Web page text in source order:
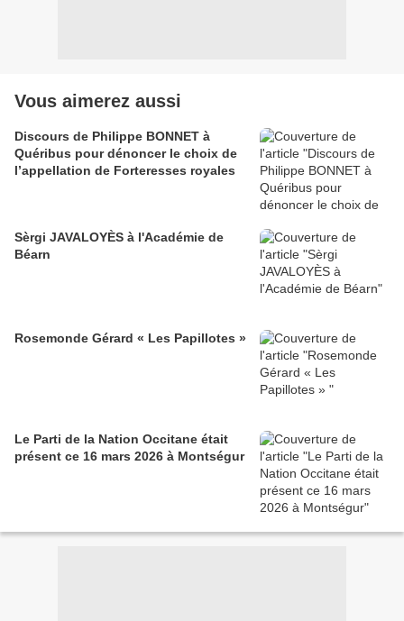
Vous aimerez aussi
Discours de Philippe BONNET à
Quéribus pour dénoncer le choix de
l’appellation de Forteresses royales
Sèrgi JAVALOYÈS à l'Académie de
Béarn
Rosemonde Gérard « Les Papillotes »
Le Parti de la Nation Occitane était
présent ce 16 mars 2026 à Montségur